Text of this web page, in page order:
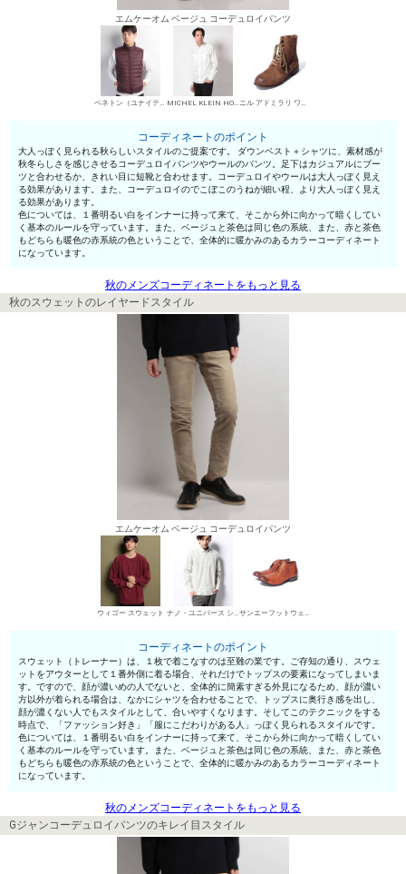
エムケーオム ベージュ コーデュロイパンツ
ベネトン（ユナイテッド カラーズ オブ ベネトン） ダウンベスト MICHEL KLEIN HOMME シャツ ニル アドミラリ ワークブーツ
コーディネートのポイント
大人っぽく見られる秋らしいスタイルのご提案です。 ダウンベスト＋シャツに、素材感が
秋冬らしさを感じさせるコーデュロイパンツやウールのパンツ。足下はカジュアルにブー
ツと合わせるか、きれい目に短靴と合わせます。コーデュロイやウールは大人っぽく見え
る効果があります。また、コーデュロイのでこぼこのうねが細い程、より大人っぽく見え
る効果があります。
色については、１番明るい白をインナーに持って来て、そこから外に向かって暗くしてい
く基本のルールを守っています。また、ベージュと茶色は同じ色の系統、また、赤と茶色
もどちらも暖色の赤系統の色ということで、全体的に暖かみのあるカラーコーディネート
になっています。
秋のメンズコーディネートをもっと見る
秋のスウェットのレイヤードスタイル
エムケーオム ベージュ コーデュロイパンツ
ウィゴー スウェット ナノ・ユニバース シャツ サンエーフットウェア 短靴・レザーシューズ
コーディネートのポイント
スウェット（トレーナー）は、１枚で着こなすのは至難の業です。ご存知の通り、スウェ
ットをアウターとして１番外側に着る場合、それだけでトップスの要素になってしまいま
す。ですので、顔が濃いめの人でないと、全体的に簡素すぎる外見になるため、顔が濃い
方以外が着られる場合は、なかにシャツを合わせることで、トップスに奥行き感を出し、
顔が濃くない人でもスタイルとして、合いやすくなります。そしてこのテクニックをする
時点で、「ファッション好き」「服にこだわりがある人」っぽく見られるスタイルです。
色については、１番明るい白をインナーに持って来て、そこから外に向かって暗くしてい
く基本のルールを守っています。また、ベージュと茶色は同じ色の系統、また、赤と茶色
もどちらも暖色の赤系統の色ということで、全体的に暖かみのあるカラーコーディネート
になっています。
秋のメンズコーディネートをもっと見る
Gジャンコーデュロイパンツのキレイ目スタイル